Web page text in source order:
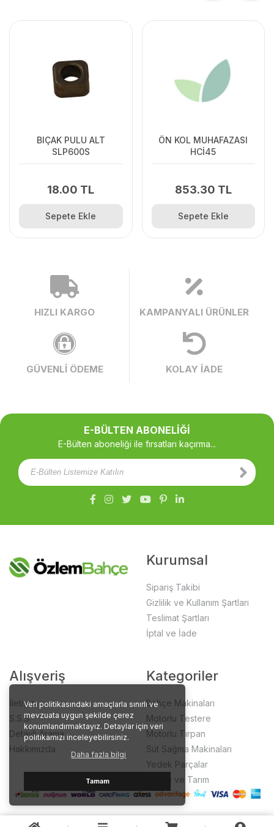
Veri politikasındaki amaçlarla sınırlı ve
mevzuata uygun şekilde çerez
konumlandırmaktayız. Detaylar için veri
politikamızı inceleyebilirsiniz.
Daha fazla bilgi
Tamam
BIÇAK PULU ALT
SLP600S
18.00 TL
Sepete Ekle
ÖN KOL MUHAFAZASI
HCİ45
853.30 TL
Sepete Ekle
HIZLI KARGO KAMPANYALI ÜRÜNLER
GÜVENLİ ÖDEME KOLAY İADE
E-BÜLTEN ABONELİĞİ
E-Bülten aboneliği ile fırsatları kaçırma...
Kurumsal
Sipariş Takibi
Gizlilik ve Kullanım Şartları
Teslimat Şartları
İptal ve İade
Alışveriş
İletişim
S.S.S.
Detaylı Arama
Hakkımızda
Kategoriler
Bahçe Makinaları
Motorlu Testere
Motorlu Tırpan
Süt Sağma Makinaları
Yedek Parçalar
Bahçe ve Tarım